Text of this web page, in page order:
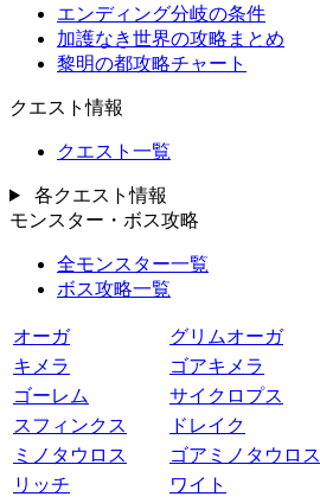
エンディング分岐の条件
加護なき世界の攻略まとめ
黎明の都攻略チャート
クエスト情報
クエスト一覧
各クエスト情報
モンスター・ボス攻略
全モンスター一覧
ボス攻略一覧
オーガ
グリムオーガ
キメラ
ゴアキメラ
ゴーレム
サイクロプス
スフィンクス
ドレイク
ミノタウロス
ゴアミノタウロス
リッチ
ワイト